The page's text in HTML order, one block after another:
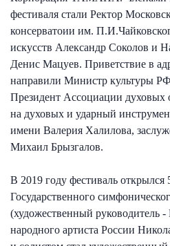
фестиваля стали Ректор
консерватоии им.
искусств Александр Соколов и
Денис Мацуев. Приветствие в
направили Министр культуры
Президент Ассоциации духовых
на духовых и ударный
имени Валерия Халилова,
Михаил Брызгалов.
В 2019 году фестиваль открылся
Государственного
(художественный руководитель
народного артиста России